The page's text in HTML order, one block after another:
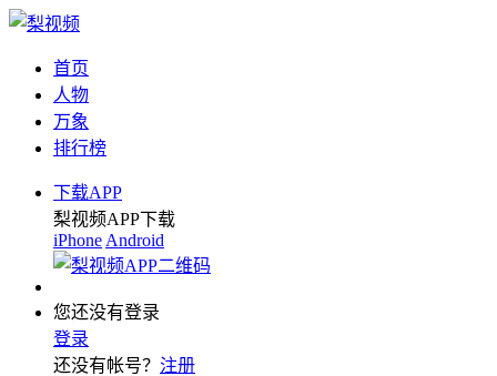
首页
人物
万象
排行榜
下载APP
梨视频APP下载
iPhone Android
您还没有登录
登录
还没有帐号？ 注册